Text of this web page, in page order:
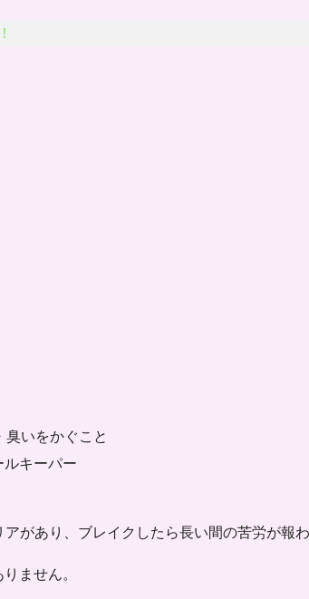
いをかぐこと
キーパー
アがあり、ブレイクしたら長い間の苦労が報
ません。